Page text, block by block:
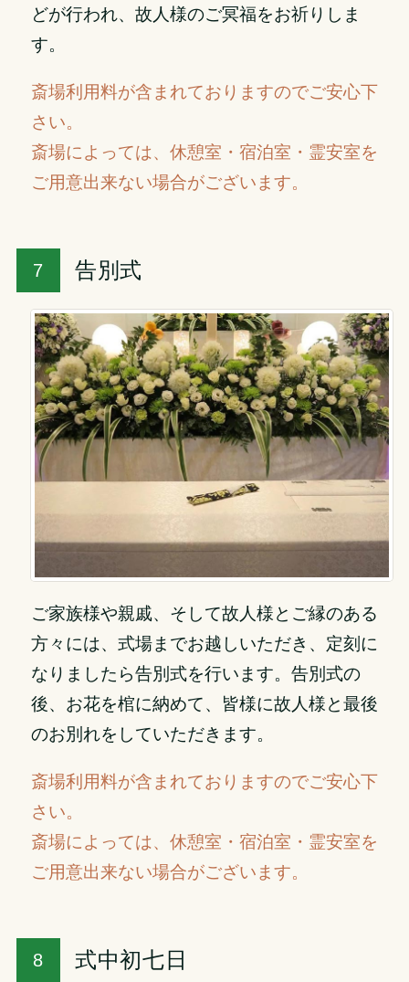
どが行われ、故人様のご冥福をお祈りしま
す。
斎場利用料が含まれておりますのでご安心下
さい。
斎場によっては、休憩室・宿泊室・霊安室を
ご用意出来ない場合がございます。
告別式
ご家族様や親戚、そして故人様とご縁のある
方々には、式場までお越しいただき、定刻に
なりましたら告別式を行います。告別式の
後、お花を棺に納めて、皆様に故人様と最後
のお別れをしていただきます。
斎場利用料が含まれておりますのでご安心下
さい。
斎場によっては、休憩室・宿泊室・霊安室を
ご用意出来ない場合がございます。
式中初七日